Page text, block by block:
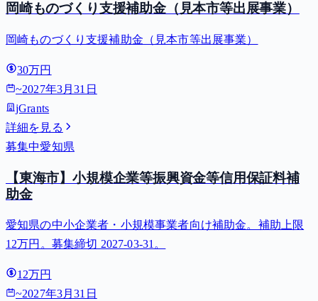
岡崎ものづくり支援補助金（見本市等出展事業）
岡崎ものづくり支援補助金（見本市等出展事業）
30万円
~2027年3月31日
jGrants
詳細を見る
募集中愛知県
【東海市】小規模企業等振興資金等信用保証料補
助金
愛知県の中小企業者・小規模事業者向け補助金。補助上限
12万円。募集締切 2027-03-31。
12万円
~2027年3月31日